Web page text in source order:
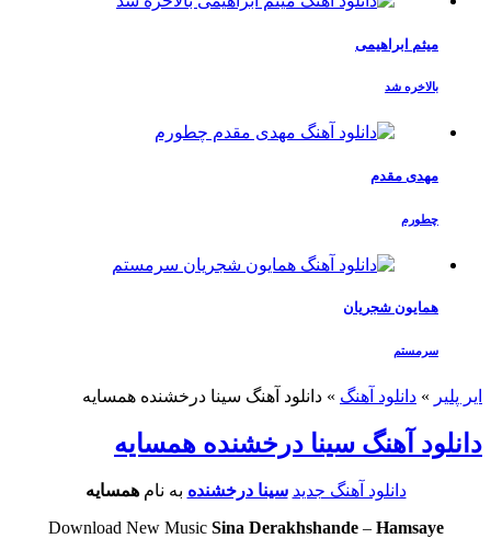
میثم ابراهیمی
بالاخره شد
مهدی مقدم
چطورم
همایون شجریان
سرمستم
ایر پلیر » دانلود آهنگ » دانلود آهنگ سینا درخشنده همسایه
دانلود آهنگ سینا درخشنده همسایه
دانلود آهنگ جدید سینا درخشنده به نامهمسایه
Download New Music Sina Derakhshande– Hamsaye